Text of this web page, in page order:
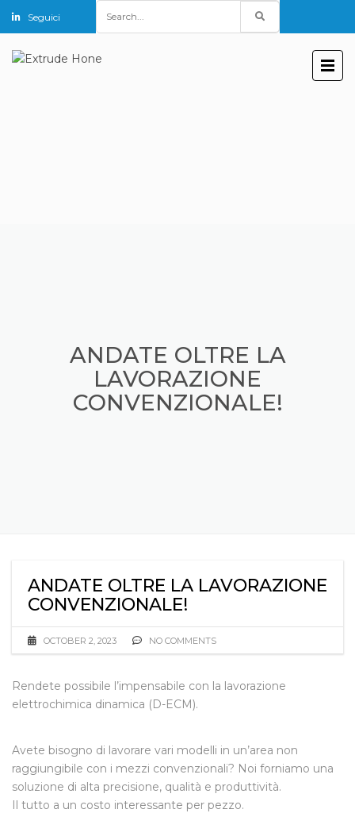
Seguici
for:
ANDATE OLTRE LA
LAVORAZIONE
CONVENZIONALE!
ANDATE OLTRE LA LAVORAZIONE
CONVENZIONALE!
OCTOBER 2, 2023 NO COMMENTS
Rendete possibile l’impensabile con la lavorazione
elettrochimica dinamica (D-ECM).
Avete bisogno di lavorare vari modelli in un’area non
raggiungibile con i mezzi convenzionali? Noi forniamo una
soluzione di alta precisione, qualità e produttività.
Il tutto a un costo interessante per pezzo.